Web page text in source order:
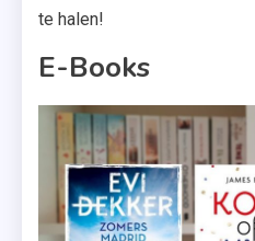
te halen!
E-Books